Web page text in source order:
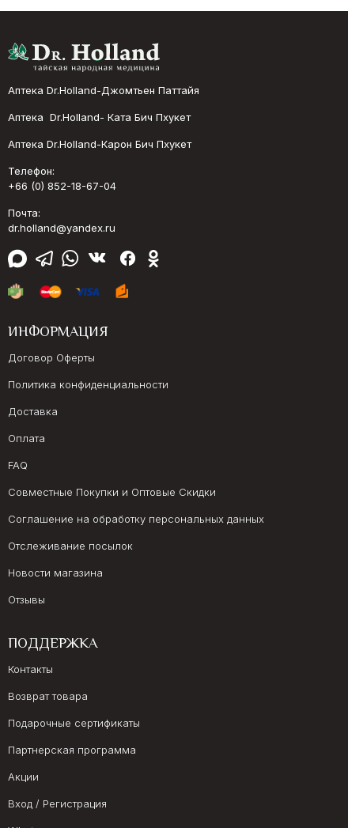
Аптека Dr.Holland-Джомтьен Паттайя
Аптека Dr.Holland- Ката Бич Пхукет
Аптека Dr.Holland-Карон Бич Пхукет
Телефон:
+66 (0) 852-18-67-04
Почта:
dr.holland@yandex.ru
ИНФОРМАЦИЯ
Договор Оферты
Политика конфиденциальности
Доставка
Оплата
FAQ
Совместные Покупки и Оптовые Скидки
Соглашение на обработку персональных данных
Отслеживание посылок
Новости магазина
Отзывы
ПОДДЕРЖКА
Контакты
Возврат товара
Подарочные сертификаты
Партнерская программа
Акции
Вход / Регистрация